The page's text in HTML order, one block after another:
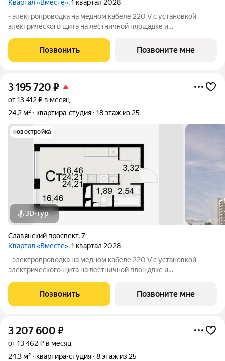
Квартал «Вместе», 1 квартал 2028
- электропроводка на медном кабеле 220 V с установкой
электрического щита на лестничной площадке и
стен, кроме стен лоджий, откосов дверных и оконных
проемов, ниш прохождения стояков
Позвонить Позвоните мне
3 195 720 ₽
от 13 412 ₽ в месяц
24,2 м²
квартира-студия 18 этаж из 25
новостройка
3D-тур
Славянский проспект,7
Квартал «Вместе», 1 квартал 2028
- электропроводка на медном кабеле 220 V с установкой
электрического щита на лестничной площадке и
стен, кроме стен лоджий, откосов дверных и оконных
проемов, ниш прохождения стояков
Позвонить Позвоните мне
3 207 600 ₽
от 13 462 ₽ в месяц
24,3 м²
квартира-студия 8 этаж из 25